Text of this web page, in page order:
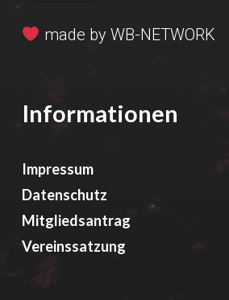
made by WB-NETWORK
Informationen
Impressum
Datenschutz
Mitgliedsantrag
Vereinssatzung